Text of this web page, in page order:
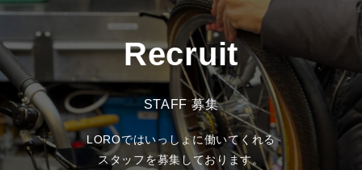
Recruit
STAFF 募集
LOROではいっしょに働いてくれる
スタッフを募集しております。